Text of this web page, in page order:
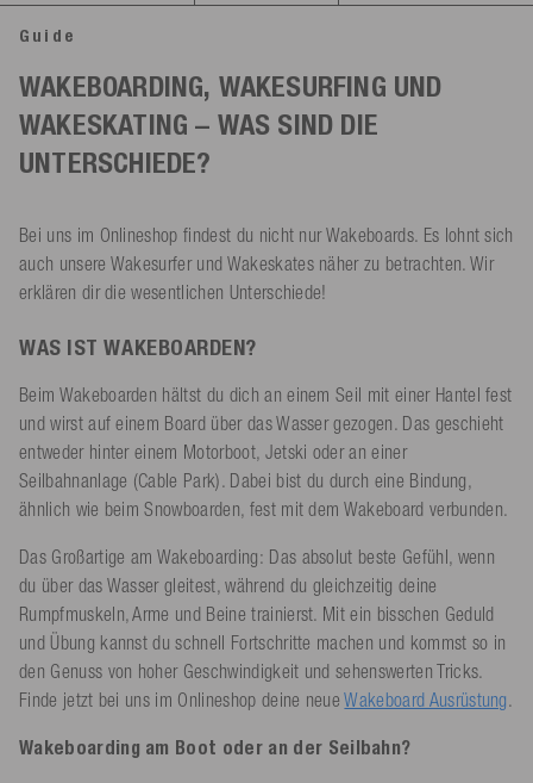
Guide
WAKEBOARDING, WAKESURFING UND
WAKESKATING – WAS SIND DIE
UNTERSCHIEDE?
Bei uns im Onlineshop findest du nicht nur Wakeboards. Es lohnt sich
auch unsere Wakesurfer und Wakeskates näher zu betrachten. Wir
erklären dir die wesentlichen Unterschiede!
WAS IST WAKEBOARDEN?
Beim Wakeboarden hältst du dich an einem Seil mit einer Hantel fest
und wirst auf einem Board über das Wasser gezogen. Das geschieht
entweder hinter einem Motorboot, Jetski oder an einer
Seilbahnanlage (Cable Park). Dabei bist du durch eine Bindung,
ähnlich wie beim Snowboarden, fest mit dem Wakeboard verbunden.
Das Großartige am Wakeboarding: Das absolut beste Gefühl, wenn
du über das Wasser gleitest, während du gleichzeitig deine
Rumpfmuskeln, Arme und Beine trainierst. Mit ein bisschen Geduld
und Übung kannst du schnell Fortschritte machen und kommst so in
den Genuss von hoher Geschwindigkeit und sehenswerten Tricks.
Finde jetzt bei uns im Onlineshop deine neueWakeboard Ausrüstung.
Wakeboarding am Boot oder an der Seilbahn?